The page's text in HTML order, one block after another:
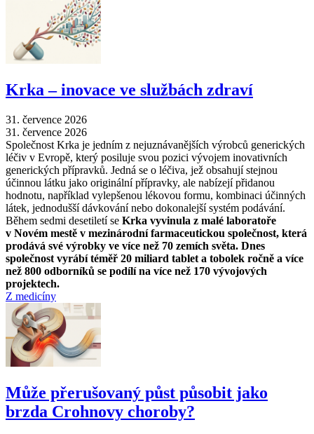
Krka –⁠ inovace ve službách zdraví
31. července 2026
31. července 2026
Společnost Krka je jedním z nejuznávanějších výrobců generických
léčiv v Evropě, který posiluje svou pozici vývojem inovativních
generických přípravků. Jedná se o léčiva, jež obsahují stejnou
účinnou látku jako originální přípravky, ale nabízejí přidanou
hodnotu, například vylepšenou lékovou formu, kombinaci účinných
látek, jednodušší dávkování nebo dokonalejší systém podávání.
Během sedmi desetiletí se Krka vyvinula z malé laboratoře
v Novém mestě v mezinárodní farmaceutickou společnost, která
prodává své výrobky ve více než 70 zemích světa. Dnes
společnost vyrábí téměř 20 miliard tablet a tobolek ročně a více
než 800 odborníků se podílí na více než 170 vývojových
projektech.
Z medicíny
Může přerušovaný půst působit jako
brzda Crohnovy choroby?